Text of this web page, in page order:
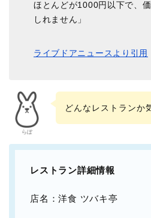
ほとんどが1000円以下で、
しれません」
ライブドアニュースより引用
らぼ
どんなレストランか
レストラン詳細情報
店名：洋食 ツバキ亭